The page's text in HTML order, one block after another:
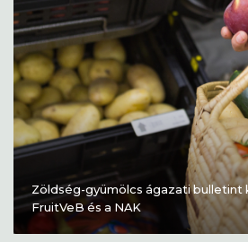
Zöldség-gyümölcs ágazati
FruitVeB és a NAK